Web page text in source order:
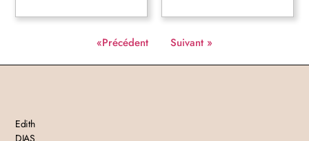
«Précédent Suivant »
Edith